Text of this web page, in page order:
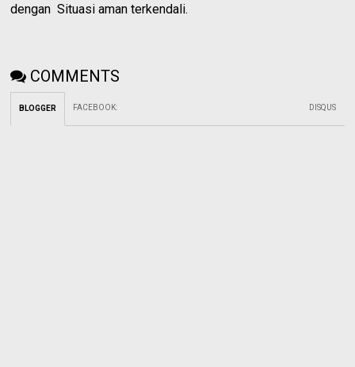
dengan Situasi aman terkendali.
COMMENTS
BLOGGER FACEBOOK: DISQUS